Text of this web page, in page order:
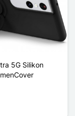
5G Silikon